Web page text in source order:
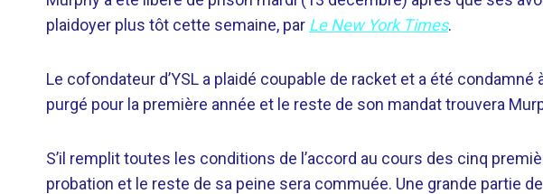
plaidoyer plus tôt cette semaine, par Le New York Times.
Le cofondateur d’YSL a plaidé coupable de racket et a été
purgé pour la première année et le reste de son mandat trouvera
S’il remplit toutes les conditions de l’accord au cours des cinq
probation et le reste de sa peine sera commuée. Une grande partie